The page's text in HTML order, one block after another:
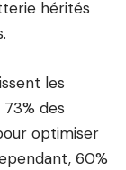
hérités
les
des
optimiser
60%